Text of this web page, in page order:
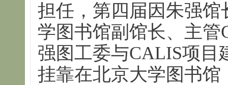
担任，第四届因朱强
学图书馆副馆长、主
强图工委与CALIS项目
挂靠在北京大学图书